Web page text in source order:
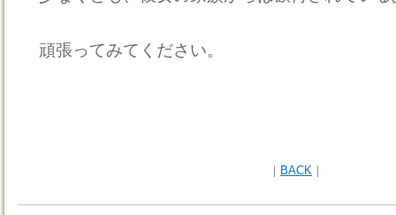
頑張ってみてください。
｜ BACK ｜